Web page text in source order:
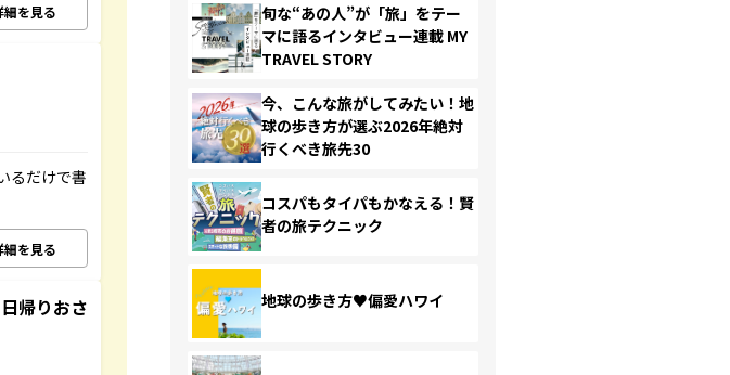
細を見る
るだけで書
細を見る
帰りおさ
旬な“あの人”が「旅」をテー
マに語るインタビュー連載 MY
TRAVEL STORY
今、こんな旅がしてみたい！地
球の歩き方が選ぶ2026年絶対
行くべき旅先30
コスパもタイパもかなえる！賢
者の旅テクニック
地球の歩き方♥偏愛ハワイ